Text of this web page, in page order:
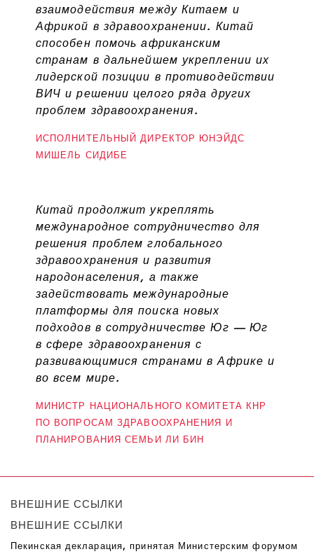
взаимодействия между Китаем и
Африкой в здравоохранении. Китай
способен помочь африканским
странам в дальнейшем укреплении их
лидерской позиции в противодействии
ВИЧ и решении целого ряда других
проблем здравоохранения.
ИСПОЛНИТЕЛЬНЫЙ ДИРЕКТОР ЮНЭЙДС
МИШЕЛЬ СИДИБЕ
Китай продолжит укреплять
международное сотрудничество для
решения проблем глобального
здравоохранения и развития
народонаселения, а также
задействовать международные
платформы для поиска новых
подходов в сотрудничестве Юг — Юг
в сфере здравоохранения с
развивающимися странами в Африке и
во всем мире.
МИНИСТР НАЦИОНАЛЬНОГО КОМИТЕТА КНР
ПО ВОПРОСАМ ЗДРАВООХРАНЕНИЯ И
ПЛАНИРОВАНИЯ СЕМЬИ ЛИ БИН
ВНЕШНИЕ ССЫЛКИ
ВНЕШНИЕ ССЫЛКИ
Пекинская декларация, принятая Министерским форумом